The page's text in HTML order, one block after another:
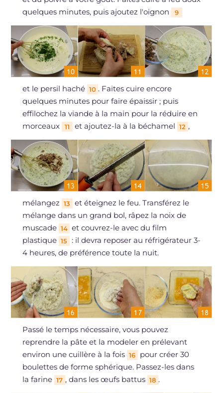
quelques minutes, puis ajoutez l'oignon
9
et le persil haché 10 . Faites cuire encore
quelques minutes pour faire épaissir ; puis
effilochez la viande à la main pour la réduire en
morceaux
11 et ajoutez-la à la béchamel 12 ,
mélangez 13
et éteignez le feu. Transférez le
mélange dans un grand bol, râpez la noix de
muscade 14 et couvrez-le avec du film
plastique 15
: il devra reposer au réfrigérateur 3-
4 heures, de préférence toute la nuit.
Passé le temps nécessaire, vous pouvez
reprendre la pâte et la modeler en prélevant
environ une cuillère à la fois 16
pour créer 30
boulettes de forme sphérique. Passez-les dans
la farine 17 , dans les œufs battus 18 .